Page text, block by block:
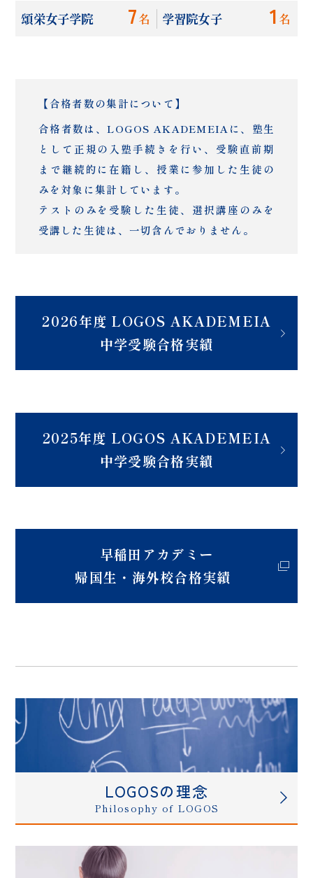
頌栄女子学院 7名 学習院女子 1 名
【合格者数の集計について】
合格者数は、LOGOS AKADEMEIAに、塾生
として正規の入塾手続きを行い、 受験直前期
まで継続的に在籍し、授業に参加した生徒の
みを対象に集計しています。
テストのみを受験した生徒、選択講座のみを
受講した生徒は、一切含んでおりません。
2026年度 LOGOS AKADEMEIA
中学受験合格実績
2025年度 LOGOS AKADEMEIA
中学受験合格実績
早稲田アカデミー
帰国生・海外校合格実績
LOGOSの理念
Philosophy of LOGOS